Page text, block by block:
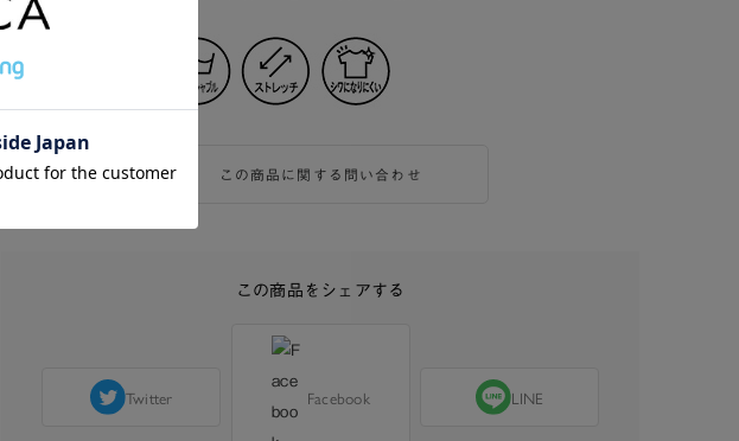
この商品に関する問い合わせ
この商品をシェアする
Twitter Facebook LINE